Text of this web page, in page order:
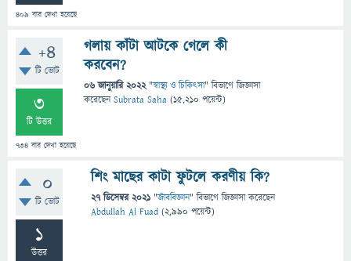
409 বার দেখা হয়েছে
+4
টি ভোট
3
টি উত্তর
734 বার দেখা হয়েছে
গলায় কাঁটা আটকে গেলে কী
করবেন?
06 জানুয়ারি 2022 "স্বাস্থ্য ও চিকিৎসা" বিভাগে জিজ্ঞাসা
করেছেনSubrata Saha (15,210 পয়েন্ট)
0
টি ভোট
1
উত্তর
শিং মাছের কাটা ফুটলে করণীয় কি?
27 ডিসেম্বর 2021 "জীববিজ্ঞান" বিভাগে জিজ্ঞাসাকরেছেন
Abdullah Al Fuad (2,990 পয়েন্ট)